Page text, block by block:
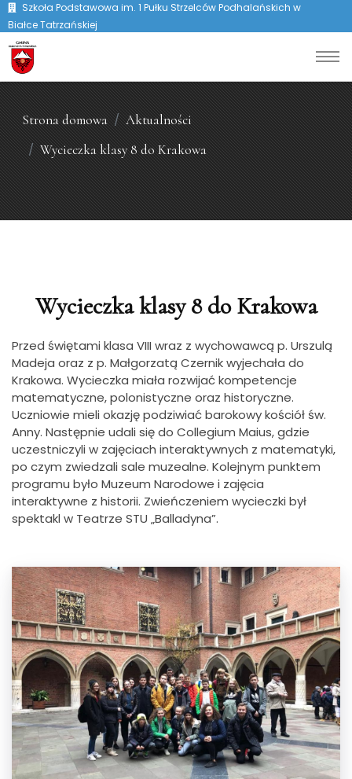
Szkoła Podstawowa im. 1 Pułku Strzelców Podhalańskich w
Białce Tatrzańskiej
Strona domowa
Aktualności
Wycieczka klasy 8 do Krakowa
Wycieczka klasy 8 do Krakowa
Przed świętami klasa VIII wraz z wychowawcą p. Urszulą
Madeja oraz z p. Małgorzatą Czernik wyjechała do
Krakowa. Wycieczka miała rozwijać kompetencje
matematyczne, polonistyczne oraz historyczne.
Uczniowie mieli okazję podziwiać barokowy kościół św.
Anny. Następnie udali się do Collegium Maius, gdzie
uczestniczyli w zajęciach interaktywnych z matematyki,
po czym zwiedzali sale muzealne. Kolejnym punktem
programu było Muzeum Narodowe i zajęcia
interaktywne z historii. Zwieńczeniem wycieczki był
spektakl w Teatrze STU „Balladyna”.